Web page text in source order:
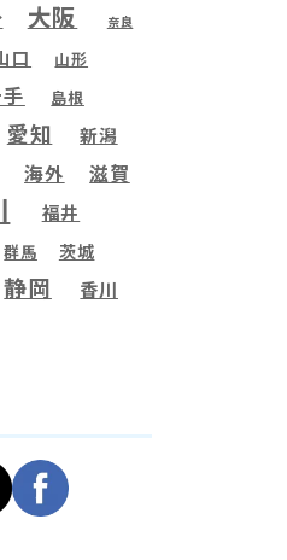
大阪 奈良
口 山形
島根
愛知 新潟
海外 滋賀
福井
群馬 茨城
静岡 香川